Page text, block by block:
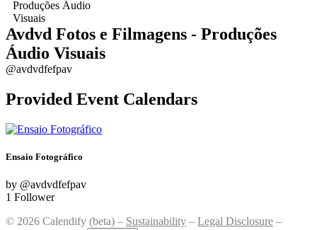
Avdvd Fotos e Filmagens - Produções
Áudio Visuais
@avdvdfefpav
Provided Event Calendars
Ensaio Fotográfico
by @avdvdfefpav
1 Follower
© 2026 Calendify (beta) – Sustainability – Legal Disclosure –